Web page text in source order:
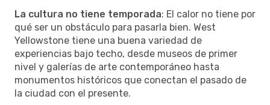
La cultura no tiene temporada: El calor no tiene por
qué ser un obstáculo para pasarla bien. West
Yellowstone tiene una buena variedad de
experiencias bajo techo, desde museos de primer
nivel y galerías de arte contemporáneo hasta
monumentos históricos que conectan el pasado de
la ciudad con el presente.